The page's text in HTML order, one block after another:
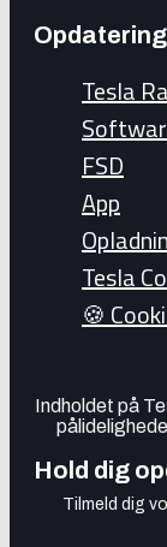
Tesla
FSD
App
Tesla
🍪
Indholdet på
Hold dig
Tilmeld dig